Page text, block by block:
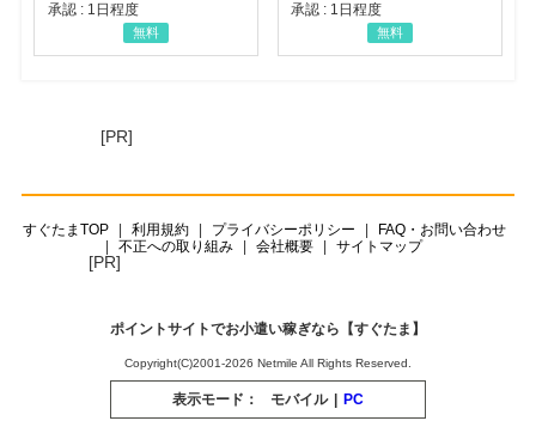
承認 : 1日程度
無料
承認 : 1日程度
無料
[PR]
すぐたまTOP 利用規約 プライバシーポリシー
FAQ・お問い合わせ
不正への取り組み
会社概要 サイトマップ
[PR]
ポイントサイトでお小遣い稼ぎなら【すぐたま】
Copyright(C)2001-2026 Netmile All Rights Reserved.
表示モード： モバイル | PC